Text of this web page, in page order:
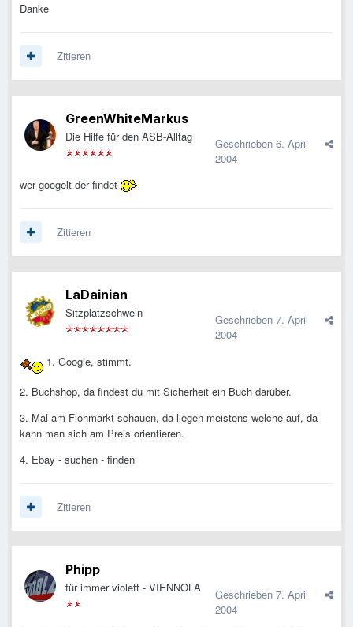
Danke
Zitieren
GreenWhiteMarkus
Die Hilfe für den ASB-Alltag Geschrieben 6. April
2004
wer googelt der findet
Zitieren
LaDainian
Sitzplatzschwein Geschrieben 7. April
2004
1. Google, stimmt.
2. Buchshop, da findest du mit Sicherheit ein Buch darüber.
3. Mal am Flohmarkt schauen, da liegen meistens welche auf, da
kann man sich am Preis orientieren.
4. Ebay - suchen - finden
Zitieren
Phipp
für immer violett - VIENNOLA Geschrieben 7. April
2004